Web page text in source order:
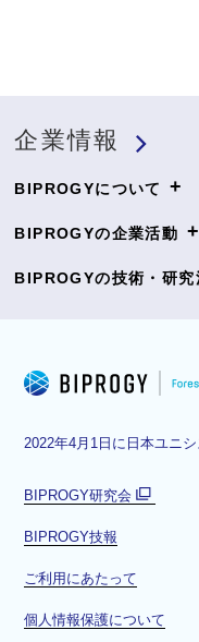
企業情報
BIPROGYについて +
BIPROGYの企業活動 +
BIPROGYの技術・研究
2022年4月1日に日本ユニ
BIPROGY研究会
ド
BIPROGY技報
ご利用にあたって
個人情報保護について